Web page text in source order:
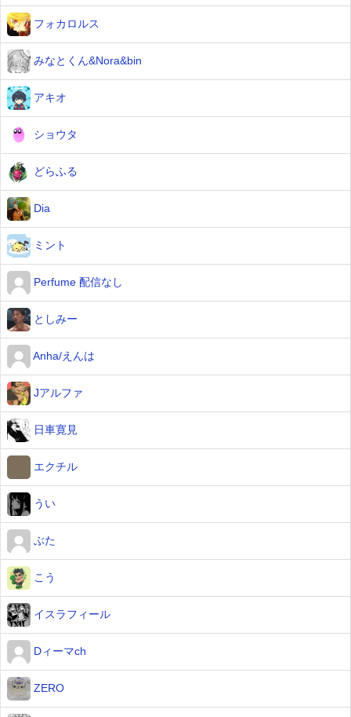
フォカロルス
みなとくん&Nora&bin
アキオ
ショウタ
どらふる
Dia
ミント
Perfume 配信なし
としみー
Anha/えんは
Jアルファ
日車寛見
エクチル
うい
ぶた
こう
イスラフィール
Dィーマch
ZERO